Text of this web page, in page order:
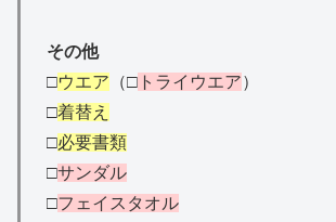
その他
□ウエア （□ トライウエア）
□着替え
□必要書類
□サンダル
□フェイスタオル